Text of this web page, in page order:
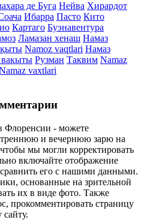
де Буга Нейва Хирардот
Ибарра Пасто Кито
Картаго Буэнавентура
Ламазан хенаш Намаз
Namoz vaqtlari Намаз
Рузман Таквим Namaz
vaxtlari
Флоренсии - можете
и вечернюю зарю на
мы могли корректировать
включайте отображение
его с нашими данными.
основанные на зрительной
их в виде фото. Также
прокомментировать страницу